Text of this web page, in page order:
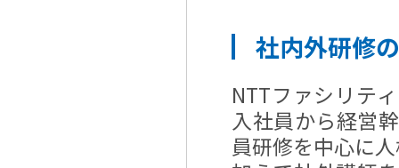
社内外研修
NTTファシリテ
入社員から経営
員研修を中心に